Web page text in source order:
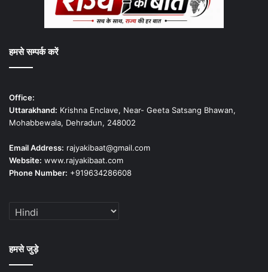
हमसे सम्पर्क करें
Office:
Uttarakhand: Krishna Enclave, Near- Geeta Satsang Bhawan,
Mohabbewala, Dehradun, 248002
Email Address: rajyakibaat@gmail.com
Website: www.rajyakibaat.com
Phone Number: +919634286608
हमसे जुड़े